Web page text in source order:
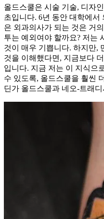
올드스쿨은 시술 기술, 디자
초입니다. 6년 동안 대학에서
은 외과의사가 되는 것은 거
투는 예외여야 할까요? 저는
것이 매우 기쁩니다. 하지만,
것을 이해했다면, 지금보다
입니다. 지금 저는 이 지식으
수 있도록, 올드스쿨을 훨씬
딘가 올드스쿨과 네오-트래